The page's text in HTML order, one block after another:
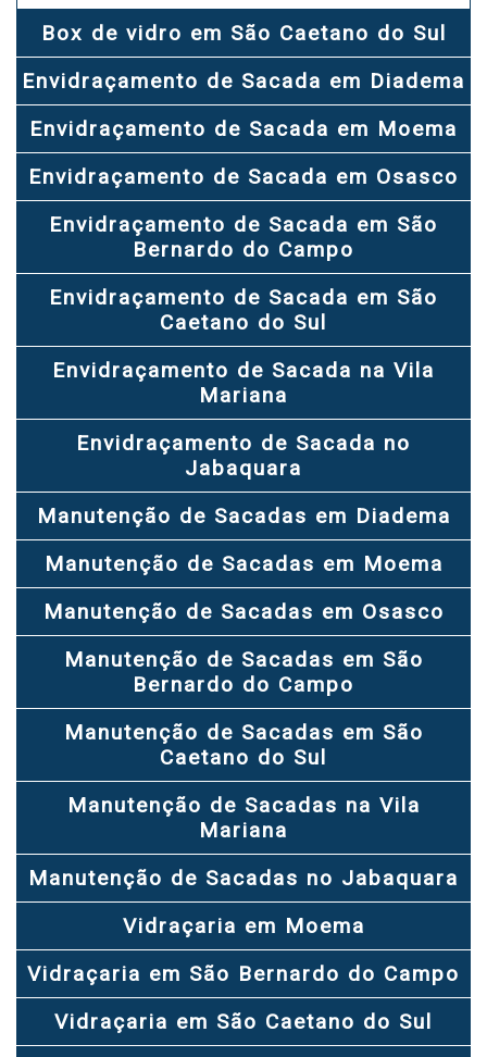
Box de vidro em São Caetano do Sul
Envidraçamento de Sacada em Diadema
Envidraçamento de Sacada em Moema
Envidraçamento de Sacada em Osasco
Envidraçamento de Sacada em São
Bernardo do Campo
Envidraçamento de Sacada em São
Caetano do Sul
Envidraçamento de Sacada na Vila
Mariana
Envidraçamento de Sacada no
Jabaquara
Manutenção de Sacadas em Diadema
Manutenção de Sacadas em Moema
Manutenção de Sacadas em Osasco
Manutenção de Sacadas em São
Bernardo do Campo
Manutenção de Sacadas em São
Caetano do Sul
Manutenção de Sacadas na Vila
Mariana
Manutenção de Sacadas no Jabaquara
Vidraçaria em Moema
Vidraçaria em São Bernardo do Campo
Vidraçaria em São Caetano do Sul